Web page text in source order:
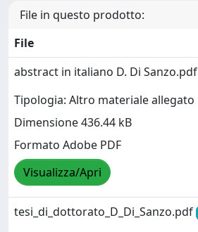
File in questo prodotto:
File
abstract in italiano D. Di Sanzo.pdf
Tipologia: Altro materiale allegato
Dimensione 436.44 kB
Formato Adobe PDF
Visualizza/Apri
tesi_di_dottorato_D_Di_Sanzo.pdf